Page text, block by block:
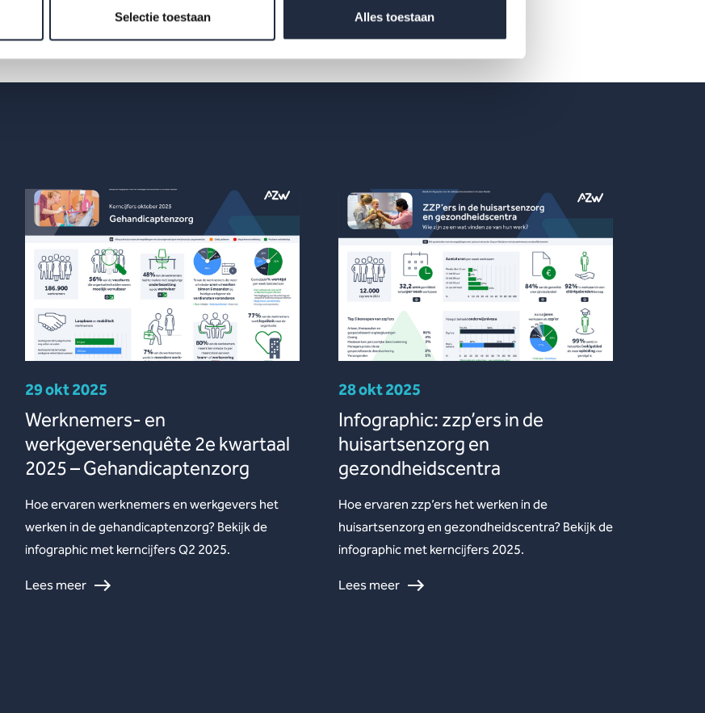
Selectie toestaan Alles toestaan
29 okt 2025
Werknemers- en
werkgeversenquête 2e kwartaal
2025 – Gehandicaptenzorg
Hoe ervaren werknemers en werkgevers het
werken in de gehandicaptenzorg? Bekijk de
infographic met kerncijfers Q2 2025.
Lees meer
28 okt 2025
Infographic: zzp’ers in de
huisartsenzorg en
gezondheidscentra
Hoe ervaren zzp’ers het werken in de
huisartsenzorg en gezondheidscentra? Bekijk de
infographic met kerncijfers 2025.
Lees meer